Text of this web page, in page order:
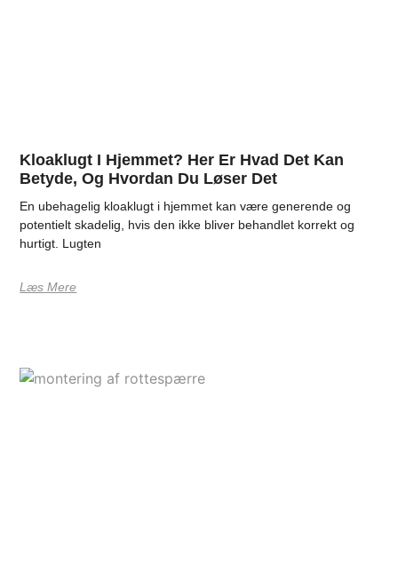
Kloaklugt I Hjemmet? Her Er Hvad Det Kan
Betyde, Og Hvordan Du Løser Det
En ubehagelig kloaklugt i hjemmet kan være generende og
potentielt skadelig, hvis den ikke bliver behandlet korrekt og
hurtigt. Lugten
Læs Mere